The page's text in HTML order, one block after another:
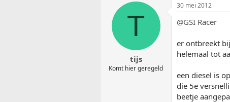
T
tijs
Komt hier geregeld
30 mei 2012
@GSI Racer
er ontbreekt
helemaal tot
een diesel is
die 5e
beetje